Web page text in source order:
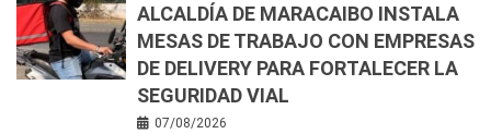
ALCALDÍA DE MARACAIBO INSTALA
MESAS DE TRABAJO CON EMPRESAS
DE DELIVERY PARA FORTALECER LA
SEGURIDAD VIAL
07/08/2026